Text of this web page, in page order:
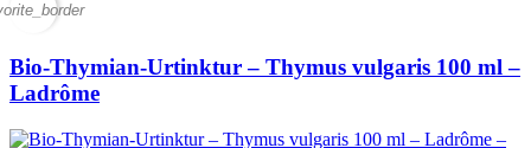
Bio-Thymian-Urtinktur – Thymus vulgaris 100 ml –
Ladrôme